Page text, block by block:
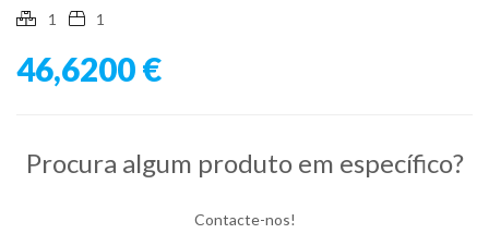
1 1
46,6200 €
Procura algum produto em específico?
Contacte-nos!